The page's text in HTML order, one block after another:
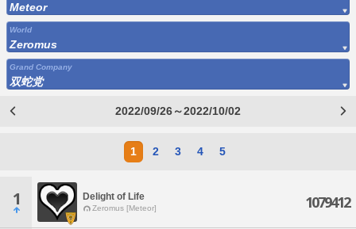
Meteor
World
Zeromus
Grand Company
双蛇党
2022/09/26～2022/10/02
1 2 3 4 5
1 Delight of Life
Zeromus [Meteor] 1079412